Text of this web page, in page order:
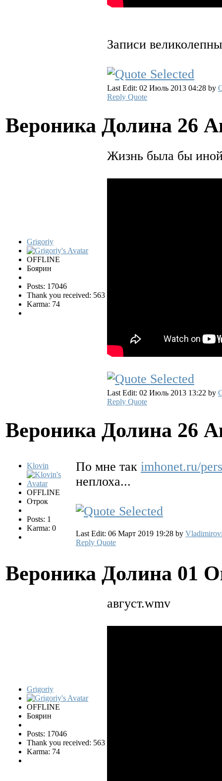
Записи
Last Edit: 02 Июль 2013 04:28 by
Reply Quote
Вероника Долина 26
Grigoriy
OFFLINE
Боярин
Posts: 17046
Thank you received: 563
Karma: 74
Жизнь была бы
Last Edit: 02 Июль 2013 13:22 by
Reply Quote
Вероника Долина 26
Klovin
OFFLINE
Отрок
Posts: 1
Karma: 0
По мне так imhonet.ru/
неплоха...
Last Edit: 06 Март 2019 19:28 by
Reply Quote
Вероника Долина 01
Grigoriy
OFFLINE
Боярин
Posts: 17046
Thank you received: 563
Karma: 74
август.wmv